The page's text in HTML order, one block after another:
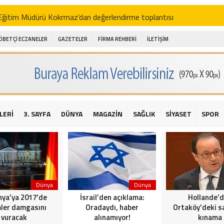
Müdürü Kokrmaz’dan değerlendirme toplantısı
Alibeyoğlu, Aile Destek Merkezini ziyaret etti
ıhlamur piyasalarda
şehitleri için bayraklı kayak gösterileri düzenlenecek
için yardım kermesi
2016 yılı değerlendirmesi
Sarıyer Çayırbaşı Cezayirli Hasan Paşa Camii’nde silahlı
Bahçeli’den Reina’ya düzenlenen terör saldırısına ilişkin açıklama
ECZANELER GAZETELER FİRMA REHBERİ İLETİŞİM
3. SAYFA DÜNYA MAGAZİN SAĞLIK SİYASET SPOR
Dünya
2017’de
damgasını
vuracak
Dünya
İsrail’den açıklama:
Oradaydı, haber
alınamıyor!
Ortaköy’deki
kınama